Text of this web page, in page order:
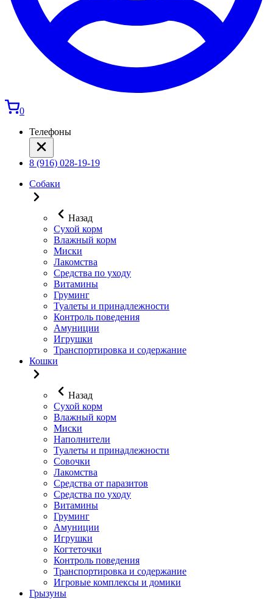
0
Телефоны
8 (916) 028-19-19
Собаки
Назад
Сухой корм
Влажный корм
Миски
Лакомства
Средства по уходу
Витамины
Груминг
Туалеты и принадлежности
Контроль поведения
Амуниции
Игрушки
Транспортировка и содержание
Кошки
Назад
Сухой корм
Влажный корм
Миски
Наполнители
Туалеты и принадлежности
Совочки
Лакомства
Средства от паразитов
Средства по уходу
Витамины
Груминг
Амуниции
Игрушки
Когтеточки
Контроль поведения
Транспортировка и содержание
Игровые комплексы и домики
Грызуны